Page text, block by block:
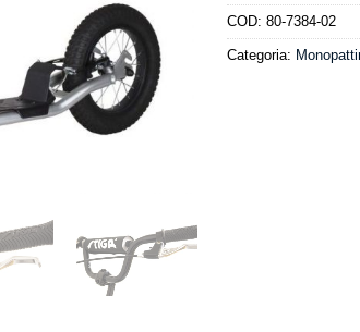
COD: 80-7384-02
Categoria: